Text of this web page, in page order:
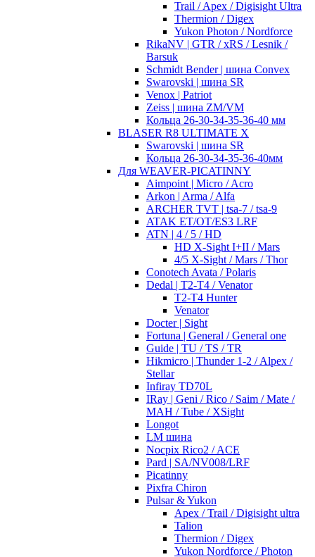
Trail / Apex / Digisight Ultra
Thermion / Digex
Yukon Photon / Nordforce
RikaNV | GTR / xRS / Lesnik /
Barsuk
Schmidt Bender | шина Convex
Swarovski | шина SR
Venox | Patriot
Zeiss | шина ZM/VM
Кольца 26-30-34-35-36-40 мм
BLASER R8 ULTIMATE X
Swarovski | шина SR
Кольца 26-30-34-35-36-40мм
Для WEAVER-PICATINNY
Aimpoint | Micro / Acro
Arkon | Arma / Alfa
ARCHER TVT | tsa-7 / tsa-9
ATAK ET/OT/ES3 LRF
ATN | 4 / 5 / HD
HD X-Sight I+II / Mars
4/5 X-Sight / Mars / Thor
Conotech Avata / Polaris
Dedal | T2-T4 / Venator
T2-T4 Hunter
Venator
Docter | Sight
Fortuna | General / General one
Guide | TU / TS / TR
Hikmicro | Thunder 1-2 / Alpex /
Stellar
Infiray TD70L
IRay | Geni / Rico / Saim / Mate /
MAH / Tube / XSight
Longot
LM шина
Nocpix Rico2 / ACE
Pard | SA/NV008/LRF
Picatinny
Pixfra Chiron
Pulsar & Yukon
Apex / Trail / Digisight ultra
Talion
Thermion / Digex
Yukon Nordforce / Photon